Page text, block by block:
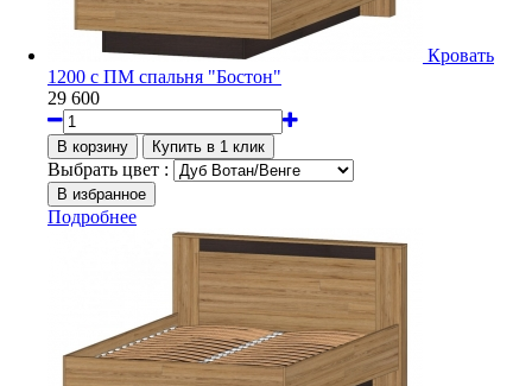
Кровать
1200 с ПМ спальня "Бостон"
29 600
Выбрать цвет :
Подробнее